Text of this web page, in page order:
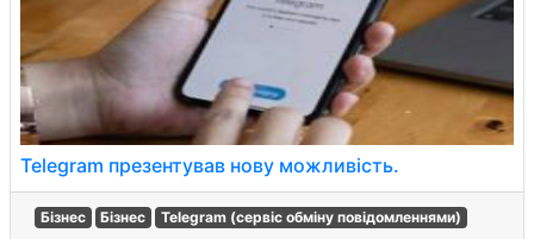
Telegram презентував нову можливість.
Бізнес Бізнес Telegram (сервіс обміну повідомленнями)